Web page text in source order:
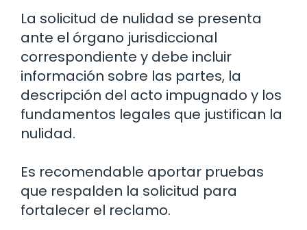
La solicitud de nulidad se presenta
ante el órgano jurisdiccional
correspondiente y debe incluir
información sobre las partes, la
descripción del acto impugnado y los
fundamentos legales que justifican la
nulidad.
Es recomendable aportar pruebas
que respalden la solicitud para
fortalecer el reclamo.